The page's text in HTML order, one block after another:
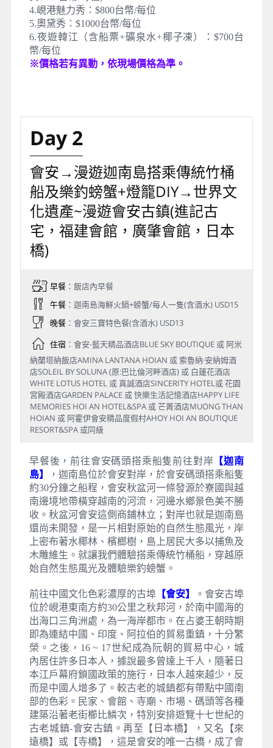
4.峴港魅力秀：$800台幣/每位
5.奧黛秀：$1000台幣/每位
6.夜遊韓江（含船票+礦泉水+椰子凍）：$700台
幣/每位
※價格若有異動，依現場價格為準。
Day 2
會安→漫遊迦南島搭乘傳統竹桶
船及樂釣螃蟹+燈籠DIY→世界文
化遺產~漫遊會安古鎮(進記古
宅，福建會館，廣肇會館，日本
橋)
早餐：飯店內早餐
午餐：迦南島海鮮火鍋+螃蟹/每人一隻(含酒水) USD15
晚餐：會安三寶特色餐(含酒水) USD13
住宿：會安-藍天精品酒店BLUE SKY BOUTIQUE 或 阿米
納蘭塔納飯店AMINA LANTANA HOIAN 或 索魯納·安納姆酒
店SOLEIL BY SOLUNA (原:巴比倫河畔酒店) 或 白蓮花酒店
WHITE LOTUS HOTEL 或 真誠酒店SINCERITY HOTEL或 花園
宮殿酒店GARDEN PALACE 或 快樂生活記憶酒店HAPPY LIFE
MEMORIES HOI AN HOTEL&SPA 或 芒菁酒店MUONG THAN
HOIAN 或 阿霍伊會安精品度假村AHOY HOI AN BOUTIQUE
RESORT&SPA 或同級
早餐後，前往會安碼頭搭乘船隻前往對岸 【迦南
島】
，迦南島位於會安對岸，於會安碼頭搭乘船隻
約30分鐘之船程，會安秋盆河一條發源於寮國與越
南邊境地帶橫穿越南的河流，河邊水鄉景色美不勝
收。秋盆河會安這側商鋪林立；對岸也就是迦南島
還尚未開發，是一片相對原始的自然生態風光，岸
上密布著水椰林、檳榔樹，島上居民大多以捕魚及
木雕維生。就讓我們體驗搭乘傳統竹桶船，穿越原
始自然生態風光及體驗樂釣螃蟹。
前往中國文化色彩濃厚的古埠 【會安】
。會安古埠
位於峴港東南方約30公里之秋邦河，於南中國海的
出海口三角洲處，為一海岸都市。在占婆王朝時期
即為連結中國、印度、阿拉伯的貿易重鎮，十分繁
榮。之後，16 ~ 17世紀成為阮朝的貿易中心，城
內居住許多日本人，據說最多曾達上千人，隨著日
本江戶幕府鎖國政策的施行，日本人越來越少，反
而是中國人增多了。較古老的城鎮都有帶點中國南
部的色彩。民家、會館、寺廟、市場、碼頭等各種
建築沿著老街櫛比鱗次，特別安排遊覽十七世紀的
古老城鎮-會安古鎮。再至【日本橋】，又名【來
遠橋】或【寺橋】，這是會安的唯一古橋，成了會